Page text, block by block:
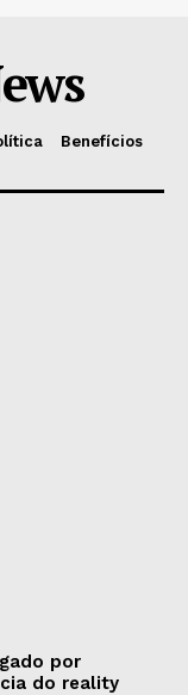
Benefícios
por
do reality